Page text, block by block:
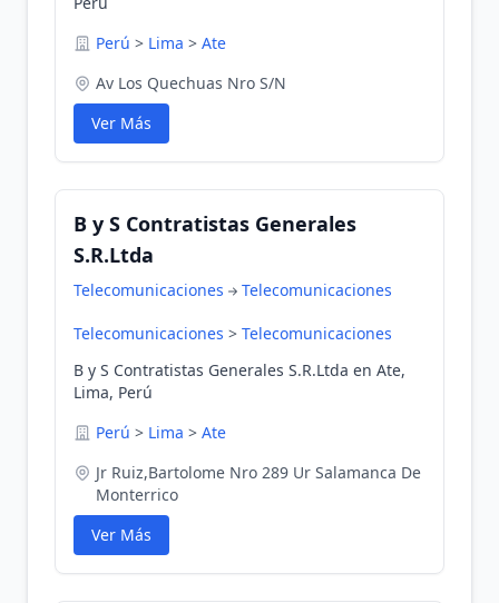
Perú > Lima > Ate
Av Los Quechuas Nro S/N
Ver Más
B y S Contratistas Generales
S.R.Ltda
Telecomunicaciones Telecomunicaciones
Telecomunicaciones > Telecomunicaciones
B y S Contratistas Generales S.R.Ltda en Ate,
Lima, Perú
Perú > Lima > Ate
Jr Ruiz,Bartolome Nro 289 Ur Salamanca De
Monterrico
Ver Más